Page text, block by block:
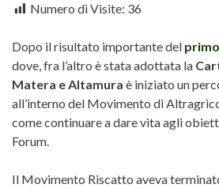
Numero di Visite: 36
Dopo il risultato importante del
dove, fra l’altro è stata adottata la
Matera e Altamura è iniziato un
all’interno del Movimento di
come continuare a dare vita agli
Forum.
Il Movimento Riscatto aveva